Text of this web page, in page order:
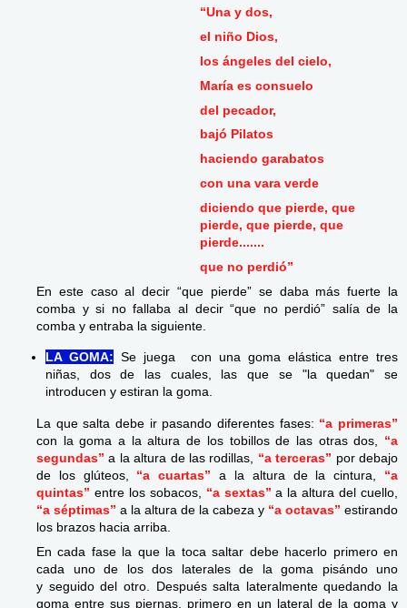
“Una y dos,
el niño Dios,
los ángeles del cielo,
María es consuelo
del pecador,
bajó Pilatos
haciendo garabatos
con una vara verde
diciendo que pierde, que
pierde, que pierde, que
pierde.......
que no perdió”
En este caso al decir “que pierde” se daba más fuerte la
comba y si no fallaba al decir “que no perdió” salía de la
comba y entraba la siguiente.
LA GOMA: Se juega con una goma elástica entre tres
niñas, dos de las cuales, las que se "la quedan" se
introducen y estiran la goma.
La que salta debe ir pasando diferentes fases: “a primeras”
con la goma a la altura de los tobillos de las otras dos,
“a
segundas” a la altura de las rodillas, “a terceras” por debajo
de los glúteos,
“a cuartas” a la altura de la cintura, “a
quintas” entre los sobacos, “a sextas” a la altura del cuello,
“a séptimas” a la altura de la cabeza y “a octavas” estirando
los brazos hacia arriba.
En cada fase la que la toca saltar debe hacerlo primero en
cada uno de los dos laterales de la goma pisándo uno
y seguido del otro. Después salta lateralmente quedando la
goma entre sus piernas, primero en un lateral de la goma y